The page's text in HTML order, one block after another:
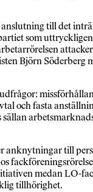
till det
som
Björn Söderberg
och fasta
anknytningar till
medan LO-
tillhörighet.